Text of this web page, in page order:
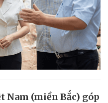
(miền Bắc) góp